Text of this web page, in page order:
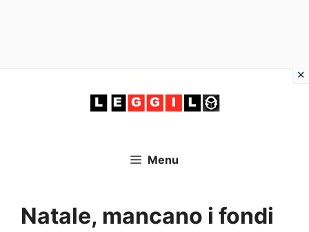
Menu
Natale, mancano i fondi